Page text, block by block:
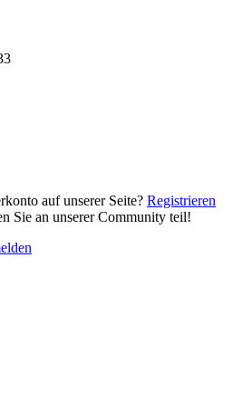
auf unserer Seite? Registrieren
Sie an unserer Community teil!